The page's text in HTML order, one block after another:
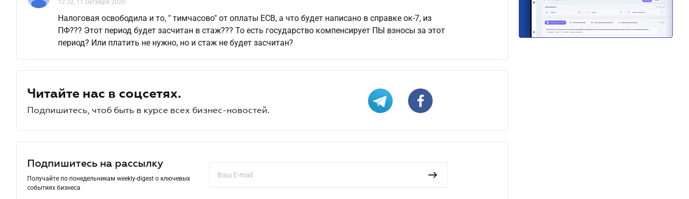
12.32, 11 Октября 2020
Налоговая освободила и то, " тимчасово" от оплаты ЕСВ, а что будет написано в справке ок-7, из
ПФ??? Этот период будет засчитан в стаж??? То есть государство компенсирует ПЫ взносы за этот
период? Или платить не нужно, но и стаж не будет засчитан?
Читайте нас в соцсетях.
Подпишитесь, чтоб быть в курсе всех бизнес-новостей.
Подпишитесь на рассылку
Получайте по понедельникам weekly-digest о ключевых
событиях бизнеса